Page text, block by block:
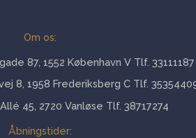
Om os:
87, 1552 København V Tlf. 33111187
8, 1958 Frederiksberg C Tlf.
45, 2720 Vanløse Tlf. 38717274
Åbningstider: